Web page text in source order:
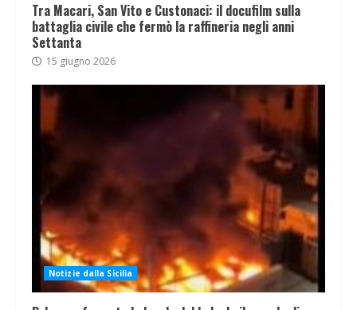
Tra Macari, San Vito e Custonaci: il docufilm sulla
battaglia civile che fermò la raffineria negli anni
Settanta
15 giugno 2026
Notizie dalla Sicilia